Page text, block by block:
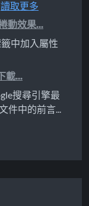
讀取更多
動效果...
中加入屬性
載...
搜尋引擎最
件中的前言...